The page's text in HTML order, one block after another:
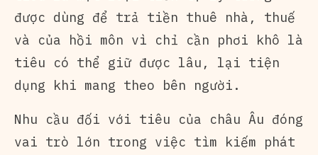
được dùng để trả tiền thuê nhà, thuế
và của hồi môn vì chỉ cần phơi khô là
tiêu có thể giữ được lâu, lại tiện
dụng khi mang theo bên người.
Nhu cầu đối với tiêu của châu Âu đóng
vai trò lớn trong việc tìm kiếm phát